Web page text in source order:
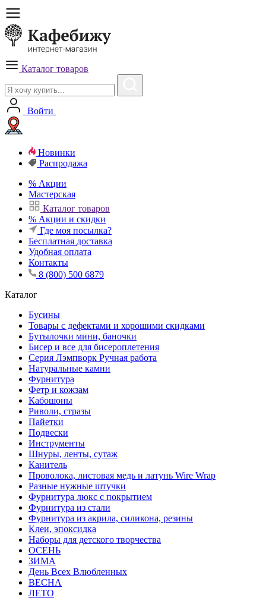
Каталог товаров
Войти
Новинки
Распродажа
% Акции
Мастерская
Каталог товаров
% Акции и скидки
Где моя посылка?
Бесплатная доставка
Удобная оплата
Контакты
8 (800) 500 6879
Каталог
Бусины
Товары с дефектами и хорошими скидками
Бутылочки мини, баночки
Бисер и все для бисероплетения
Серия Лэмпворк Ручная работа
Натуральные камни
Фурнитура
Фетр и кожзам
Кабошоны
Риволи, стразы
Пайетки
Подвески
Инструменты
Шнуры, ленты, сутаж
Канитель
Проволока, листовая медь и латунь Wire Wrap
Разные нужные штучки
Фурнитура люкс с покрытием
Фурнитура из стали
Фурнитура из акрила, силикона, резины
Клеи, эпоксидка
Наборы для детского творчества
ОСЕНЬ
ЗИМА
День Всех Влюбленных
ВЕСНА
ЛЕТО